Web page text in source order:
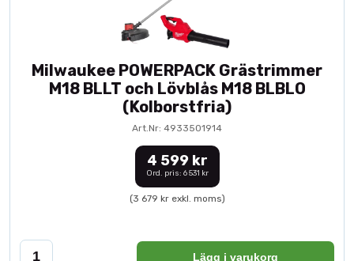
Milwaukee POWERPACK Grästrimmer
M18 BLLT och Lövblås M18 BLBLO
(Kolborstfria)
Art.Nr: 4933501914
4 599 kr
Ord. pris: 6 531 kr
(3 679 kr exkl. moms)
Lägg i varukorg